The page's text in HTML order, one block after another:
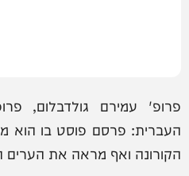
פרופ' עמירם גולדבלום,
העברית: פרסם פוסט בו הוא
הקורונה ואף מראה את הערים